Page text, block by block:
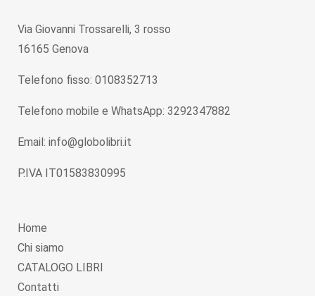
Via Giovanni Trossarelli, 3 rosso
16165 Genova
Telefono fisso: 0108352713
Telefono mobile e WhatsApp: 3292347882
Email: info@globolibri.it
P.IVA IT01583830995
Home
Chi siamo
CATALOGO LIBRI
Contatti